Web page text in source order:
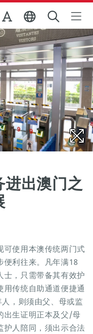
图
出澳门之
可使用本澳传统两门式
便利往来。凡年满18
，只需带备其有效护
用传统自助通道便捷通
，则须由父、母或监
出生证明正本及父/母
护人陪同，须出示合法